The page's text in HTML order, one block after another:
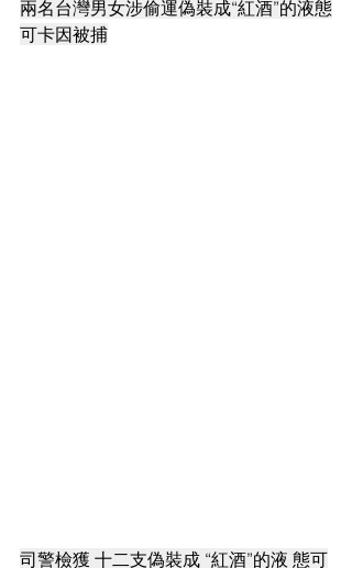
兩名台灣男女涉偷運偽裝成“紅酒”的液態
可卡因被捕
司警檢獲 十二支偽裝成 “紅酒”的液 態可